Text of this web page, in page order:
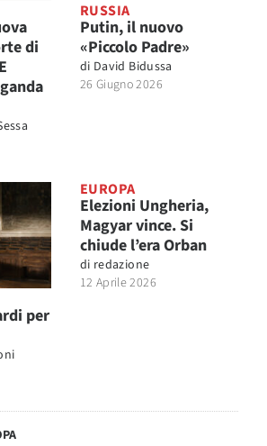
di
RUSSIA
Putin, il nuovo
«Piccolo Padre»
di David Bidussa
26 Giugno 2026
per
EUROPA
Elezioni Ungheria,
Magyar vince. Si
chiude l’era Orban
di redazione
12 Aprile 2026